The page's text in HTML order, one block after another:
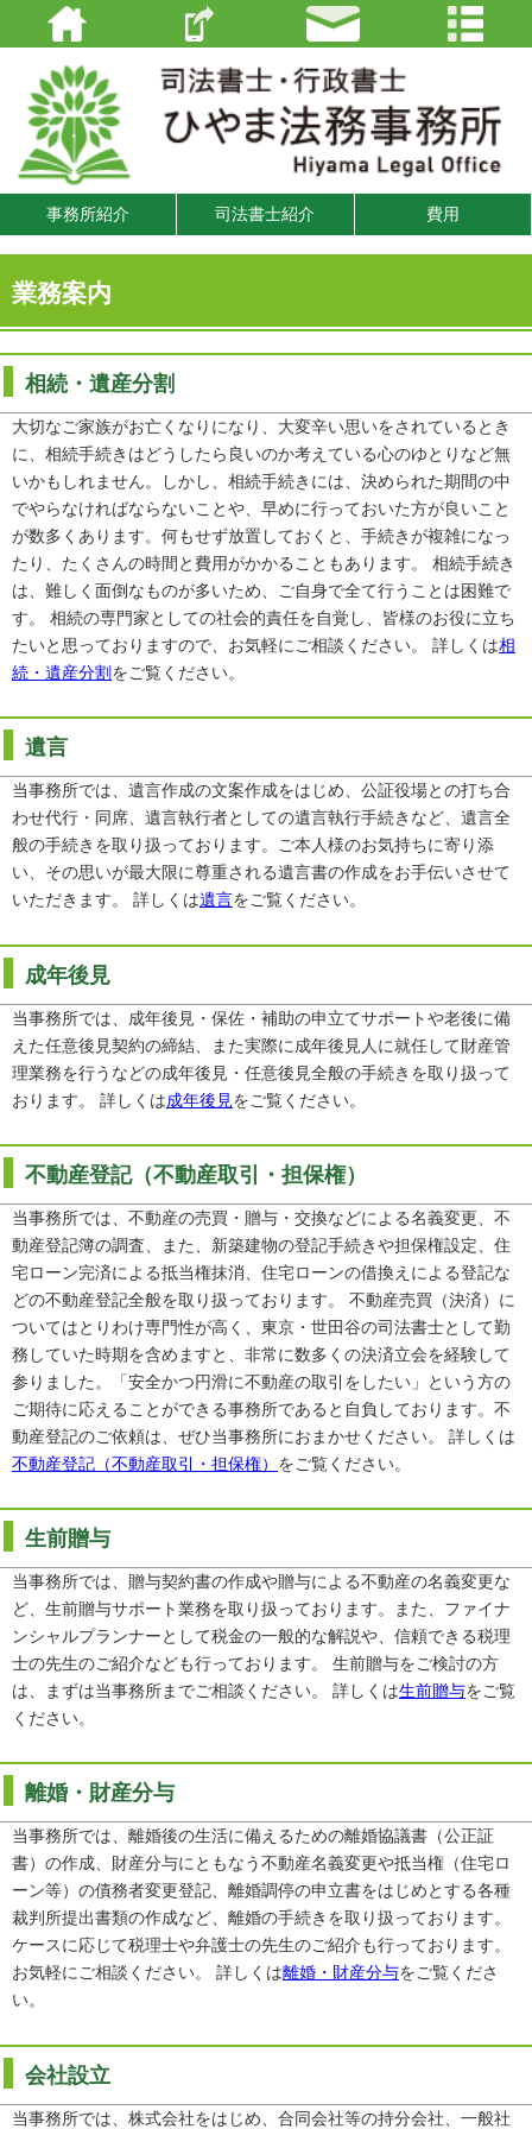
事務所紹介 司法書士紹介 費用
業務案内
相続・遺産分割
大切なご家族がお亡くなりになり、大変辛い思いをされているとき
に、相続手続きはどうしたら良いのか考えている心のゆとりなど無
いかもしれません。しかし、相続手続きには、決められた期間の中
でやらなければならないことや、早めに行っておいた方が良いこと
が数多くあります。何もせず放置しておくと、手続きが複雑になっ
たり、たくさんの時間と費用がかかることもあります。 相続手続き
は、難しく面倒なものが多いため、ご自身で全て行うことは困難で
す。 相続の専門家としての社会的責任を自覚し、皆様のお役に立ち
たいと思っておりますので、お気軽にご相談ください。 詳しくは相
続・遺産分割 をご覧ください。
遺言
当事務所では、遺言作成の文案作成をはじめ、公証役場との打ち合
わせ代行・同席、遺言執行者としての遺言執行手続きなど、遺言全
般の手続きを取り扱っております。ご本人様のお気持ちに寄り添
い、その思いが最大限に尊重される遺言書の作成をお手伝いさせて
いただきます。 詳しくは遺言をご覧ください。
成年後見
当事務所では、成年後見・保佐・補助の申立てサポートや老後に備
えた任意後見契約の締結、また実際に成年後見人に就任して財産管
理業務を行うなどの成年後見・任意後見全般の手続きを取り扱って
おります。 詳しくは成年後見をご覧ください。
不動産登記（不動産取引・担保権）
当事務所では、不動産の売買・贈与・交換などによる名義変更、不
動産登記簿の調査、また、新築建物の登記手続きや担保権設定、住
宅ローン完済による抵当権抹消、住宅ローンの借換えによる登記な
どの不動産登記全般を取り扱っております。 不動産売買（決済）に
ついてはとりわけ専門性が高く、東京・世田谷の司法書士として勤
務していた時期を含めますと、非常に数多くの決済立会を経験して
参りました。「安全かつ円滑に不動産の取引をしたい」という方の
ご期待に応えることができる事務所であると自負しております。不
動産登記のご依頼は、ぜひ当事務所におまかせください。 詳しくは
不動産登記（不動産取引・担保権） をご覧ください。
生前贈与
当事務所では、贈与契約書の作成や贈与による不動産の名義変更な
ど、生前贈与サポート業務を取り扱っております。また、ファイナ
ンシャルプランナーとして税金の一般的な解説や、信頼できる税理
士の先生のご紹介なども行っております。 生前贈与をご検討の方
は、まずは当事務所までご相談ください。 詳しくは生前贈与をご覧
ください。
離婚・財産分与
当事務所では、離婚後の生活に備えるための離婚協議書（公正証
書）の作成、財産分与にともなう不動産名義変更や抵当権（住宅ロ
ーン等）の債務者変更登記、離婚調停の申立書をはじめとする各種
裁判所提出書類の作成など、離婚の手続きを取り扱っております。
ケースに応じて税理士や弁護士の先生のご紹介も行っております。
お気軽にご相談ください。 詳しくは離婚・財産分与をご覧くださ
い。
会社設立
当事務所では、株式会社をはじめ、合同会社等の持分会社、一般社